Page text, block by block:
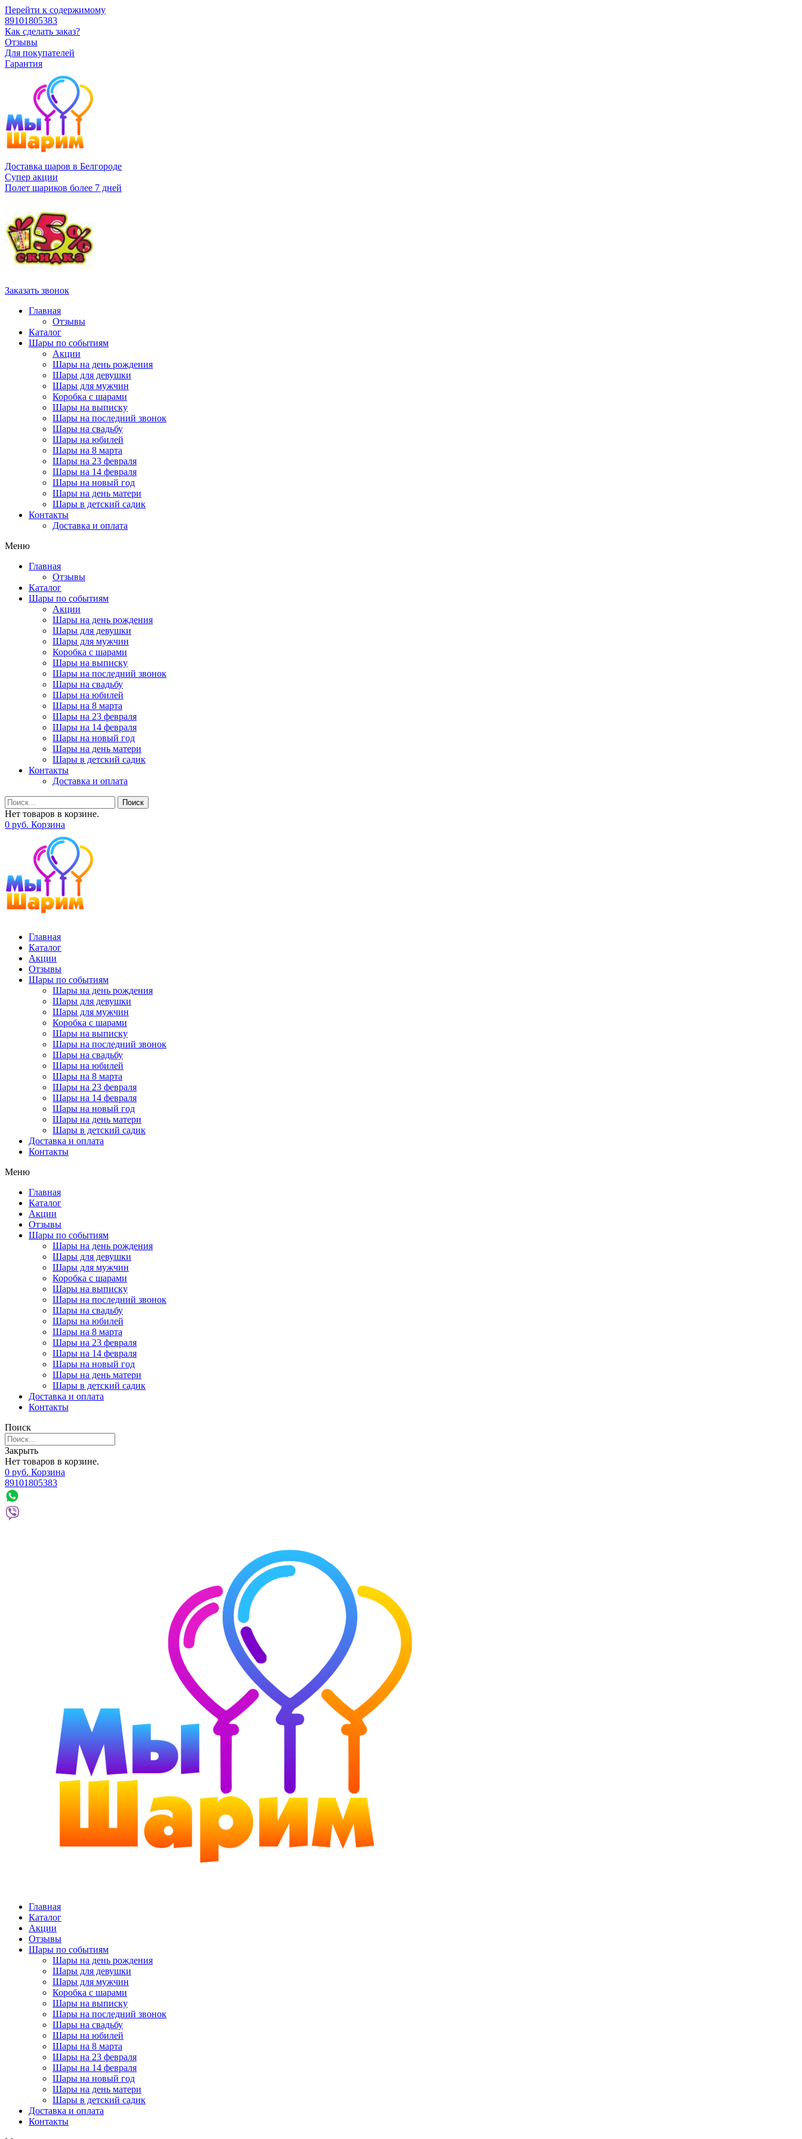
Перейти к содержимому
89101805383
Как сделать заказ?
Отзывы
Для покупателей
Гарантия
Доставка шаров в Белгороде
Супер акции
Полет шариков более 7 дней
Заказать звонок
Главная
Отзывы
Каталог
Шары по событиям
Акции
Шары на день рождения
Шары для девушки
Шары для мужчин
Коробка с шарами
Шары на выписку
Шары на последний звонок
Шары на свадьбу
Шары на юбилей
Шары на 8 марта
Шары на 23 февраля
Шары на 14 февраля
Шары на новый год
Шары на день матери
Шары в детский садик
Контакты
Доставка и оплата
Меню
Главная
Отзывы
Каталог
Шары по событиям
Акции
Шары на день рождения
Шары для девушки
Шары для мужчин
Коробка с шарами
Шары на выписку
Шары на последний звонок
Шары на свадьбу
Шары на юбилей
Шары на 8 марта
Шары на 23 февраля
Шары на 14 февраля
Шары на новый год
Шары на день матери
Шары в детский садик
Контакты
Доставка и оплата
Поиск
Нет товаров в корзине.
0 руб. Корзина
Главная
Каталог
Акции
Отзывы
Шары по событиям
Шары на день рождения
Шары для девушки
Шары для мужчин
Коробка с шарами
Шары на выписку
Шары на последний звонок
Шары на свадьбу
Шары на юбилей
Шары на 8 марта
Шары на 23 февраля
Шары на 14 февраля
Шары на новый год
Шары на день матери
Шары в детский садик
Доставка и оплата
Контакты
Меню
Главная
Каталог
Акции
Отзывы
Шары по событиям
Шары на день рождения
Шары для девушки
Шары для мужчин
Коробка с шарами
Шары на выписку
Шары на последний звонок
Шары на свадьбу
Шары на юбилей
Шары на 8 марта
Шары на 23 февраля
Шары на 14 февраля
Шары на новый год
Шары на день матери
Шары в детский садик
Доставка и оплата
Контакты
Поиск
Закрыть
Нет товаров в корзине.
0 руб. Корзина
89101805383
Главная
Каталог
Акции
Отзывы
Шары по событиям
Шары на день рождения
Шары для девушки
Шары для мужчин
Коробка с шарами
Шары на выписку
Шары на последний звонок
Шары на свадьбу
Шары на юбилей
Шары на 8 марта
Шары на 23 февраля
Шары на 14 февраля
Шары на новый год
Шары на день матери
Шары в детский садик
Доставка и оплата
Контакты